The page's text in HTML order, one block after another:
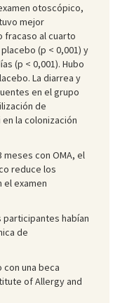
otoscópico,
mejor
fracaso al cuarto
(p < 0,001) y
(p < 0,001). Hubo
La diarrea y
en el grupo
de
la colonización
con OMA, el
reduce los
el examen
participantes habían
de
con una beca
of Allergy and